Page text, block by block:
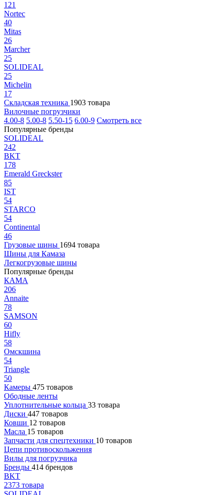
121
Nortec
40
Mitas
26
Marcher
25
SOLIDEAL
25
Michelin
17
Складская техника 1903 товара
Вилочные погрузчики
4.00-8 5.00-8 5.50-15 6.00-9 Смотреть все
Популярные бренды
SOLIDEAL
242
BKT
178
Emerald Greckster
85
IST
54
STARCO
54
Continental
46
Грузовые шины 1694 товара
Шины для Камаза
Легкогрузовые шины
Популярные бренды
КАМА
206
Annaite
78
SAMSON
60
Hifly
58
Омскшина
54
Triangle
50
Камеры 475 товаров
Ободные ленты
Уплотнительные кольца 33 товара
Диски 447 товаров
Ковши 12 товаров
Масла 15 товаров
Запчасти для спецтехники 10 товаров
Цепи противоскольжения
Вилы для погрузчика
Бренды 414 брендов
BKT
2373 товара